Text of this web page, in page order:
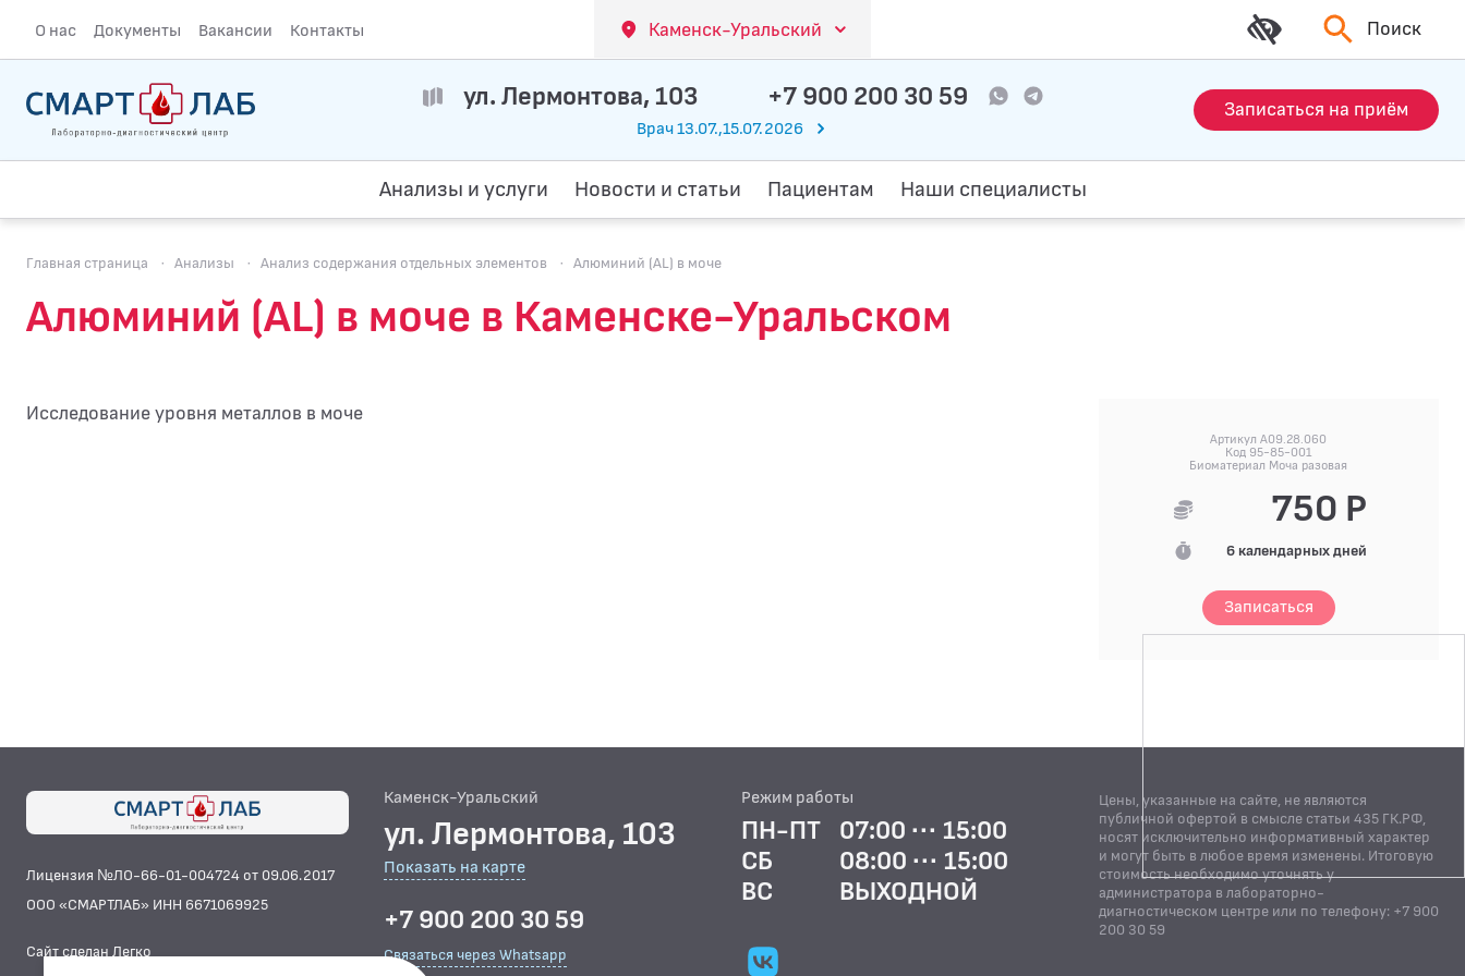
О нас Документы Вакансии Контакты Каменск-Уральский Поиск
ул. Лермонтова, 103 +7 900 200 30 59
Врач 13.07.,15.07.2026
Записаться на приём
Анализы и услуги Новости и статьи Пациентам Наши специалисты
Главная страница · Анализы · Анализ содержания отдельных элементов · Алюминий (AL) в моче
Алюминий (AL) в моче в Каменске-Уральском
Исследование уровня металлов в моче
Артикул A09.28.060
Код 95-85-001
Биоматериал Моча разовая
750 Р
6 календарных дней
Записаться
Лицензия №ЛО-66-01-004724 от 09.06.2017
ООО «СМАРТЛАБ» ИНН 6671069925
Сайт сделан Легко
Каменск-Уральский
ул. Лермонтова, 103
Показать на карте
+7 900 200 30 59
Связаться через Whatsapp
Режим работы
ПН-ПТ
07:00 ··· 15:00
СБ
08:00 ··· 15:00
ВС
ВЫХОДНОЙ
Цены, указанные на сайте, не являются
публичной офертой в смысле статьи 435 ГК.РФ,
носят исключительно информативный характер
и могут быть в любое время изменены. Итоговую
стоимость необходимо уточнять у
администратора в лабораторно-
диагностическом центре или по телефону: +7 900
200 30 59